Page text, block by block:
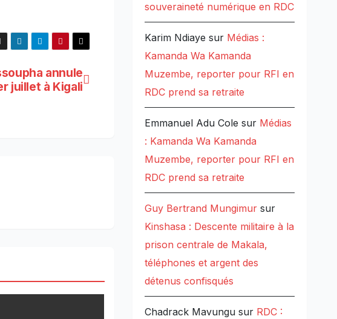
annule
juillet à Kigali
souveraineté numérique en RDC
Karim Ndiaye sur Médias :
Kamanda Wa Kamanda
Muzembe, reporter pour RFI en
RDC prend sa retraite
Emmanuel Adu Cole sur Médias
: Kamanda Wa Kamanda
Muzembe, reporter pour RFI en
RDC prend sa retraite
Guy Bertrand Mungimursur
Kinshasa : Descente militaire à la
prison centrale de Makala,
téléphones et argent des
détenus confisqués
Chadrack Mavungusur RDC :